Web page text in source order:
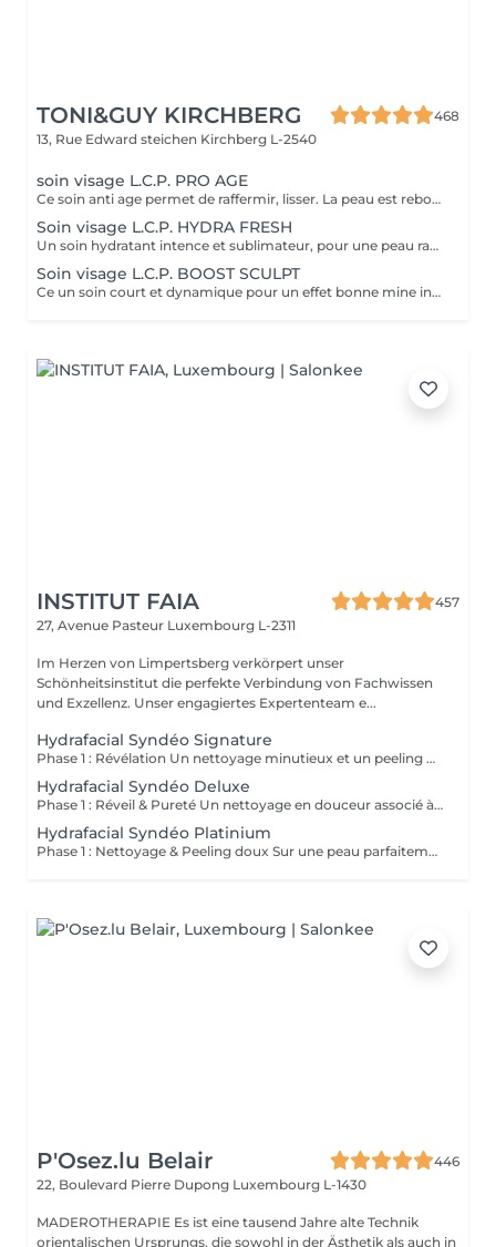
TONI&GUY KIRCHBERG
468
13, Rue Edward steichen Kirchberg L-2540
soin visage L.C.P. PRO AGE
Ce soin anti age permet de raffermir, lisser. La peau est reboostée .Le rides et cernes sont atténuées
Soin visage L.C.P. HYDRA FRESH
Un soin hydratant intence et sublimateur, pour une peau rayonnante. La peau retrouve toute sa sourplesse et son éclat
Soin visage L.C.P. BOOST SCULPT
Ce un soin court et dynamique pour un effet bonne mine instantané.
INSTITUT FAIA
457
27, Avenue Pasteur Luxembourg L-2311
Im Herzen von Limpertsberg verkörpert unser
Schönheitsinstitut die perfekte Verbindung von Fachwissen
und Exzellenz. Unser engagiertes Expertenteam e...
Hydrafacial Syndéo Signature
Phase 1 : Révélation Un nettoyage minutieux et un peeling doux libèrent la peau des impuretés, cellules mortes et excès de sébum. La peau respire à nouveau et retrouve sa douceur naturelle. Phase 2 : Purification & Hydratation La technologie brevetée Vortex-Fusion® aspire délicatement les impuretés tout en infusant des actifs hydratants puissants. Les pores sont nettoyés, la peau est fraîche, repulpée et lumineuse. Phase 3 : Régénération & Éclat Des sérums concentrés en antioxydants, peptides et acide hyaluronique réparent, protègent et revitalisent la peau. Le teint s'illumine, la texture s'affine et l'éclat est instantané. Résultat : Une peau nette, hydratée et rayonnante dès la première séance sans irritation, sans temps d'arrêt, simplement sublime.
Hydrafacial Syndéo Deluxe
Phase 1 : Réveil & Pureté Un nettoyage en douceur associé à un peeling délicat réveille l'éclat naturel de la peau, la libérant des impuretés et des cellules ternes. Phase 2 : Extraction & Hydratation La technologie brevetée Vortex-Fusion® purifie les pores tout en infusant des actifs hautement hydratants. La peau est fraîche, lisse et repulpée. Phase 3 : Régénération sur mesure Des sérums concentrés en antioxydants, peptides et acide hyaluronique régénèrent la peau tandis qu'un booster premium et la lumière LED viennent personnaliser le soin selon vos besoins spécifiques. Résultat : Une peau éclatante, détoxifiée et lumineuse dès la première séance, le glow Faia dans toute sa splendeur.
Hydrafacial Syndéo Platinium
Phase 1 : Nettoyage & Peeling doux Sur une peau parfaitement démaquillée, un nettoyage délicat élimine impuretés, excès de sébum et cellules mortes. Un peeling léger à base d'acides salicylique et glycolique désincruste les pores en profondeur et aide à prévenir les imperfections. Phase 2 : Extraction & Hydratation Grâce à la technologie brevetée Vortex-Fusion®, une aspiration douce retire points noirs et comédons tout en infusant des actifs hautement hydratants. La peau est instantanément plus nette, repulpée et éclatante. Phase 3 : Infusion, Protection & Détox Des sérums riches en antioxydants, peptides et acide hyaluronique régénèrent la peau, favorisant détoxification et rajeunissement cellulaire. Un drainage lymphatique complète le soin stimulant ainsi la circulation pour un effet détoxifiant et une peau visiblement revitalisée. Résultat : Une peau fraîche, lumineuse et parfaitement hydratée, sans rougeur, sans temps d'arrêt, simplement éclatante.
P'Osez.lu Belair
446
22, Boulevard Pierre Dupong Luxembourg L-1430
MADEROTHERAPIE Es ist eine tausend Jahre alte Technik
orientalischen Ursprungs, die sowohl in der Ästhetik als auch in